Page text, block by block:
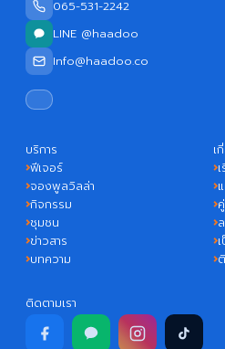
065-531-2242
LINE @haadoo
Info@haadoo.co
บริการ
ฟีเจอร์
จองพูลวิลล่า
กิจกรรม
ชุมชน
ข่าวสาร
บทความ
เ
ติดตามเรา